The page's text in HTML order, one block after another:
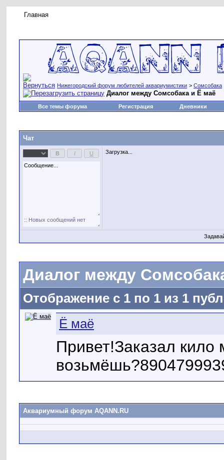
Главная
Нижегородский форум любителей аквариумистики > Сомсобака
Диалог между Сомсобака и Ё маё
Все темы форума Регистрация Дневники
Чат
Загрузка...
Диалог между
Отображение с 1 по 1 из 1
Ё маё
Привет!Заказал
Аквариумный форум AQANN.RU